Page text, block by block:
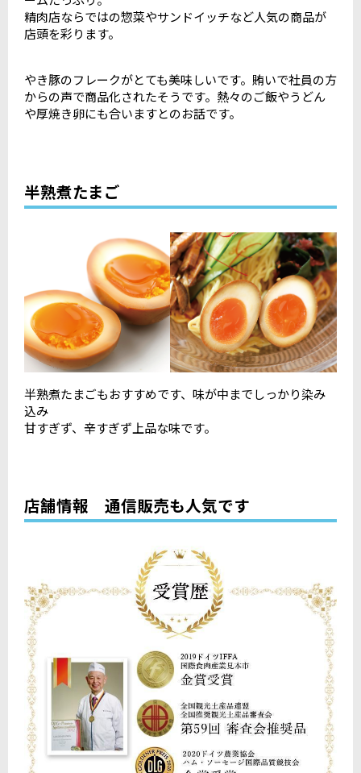
精肉店ならではの惣菜やサンドイッチなど人気の商品が
店頭を彩ります。
やき豚のフレークがとても美味しいです。賄いで社員の方
からの声で商品化されたそうです。熱々のご飯やうどん
や厚焼き卵にも合いますとのお話です。
半熟煮たまご
半熟煮たまごもおすすめです、味が中までしっかり染み
込み
甘すぎず、辛すぎず上品な味です。
店舗情報 通信販売も人気です